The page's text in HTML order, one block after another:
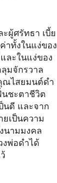
ผู้ศรัทธา เบี้ย
าทั้งในแง่ของ
ละในแง่ของ
มจักรวาล
ณไสยมนต์ดำ
นชะตาชีวิต
นดี และจาก
เป็นความ
นามมงคล
งพ่อดำได้